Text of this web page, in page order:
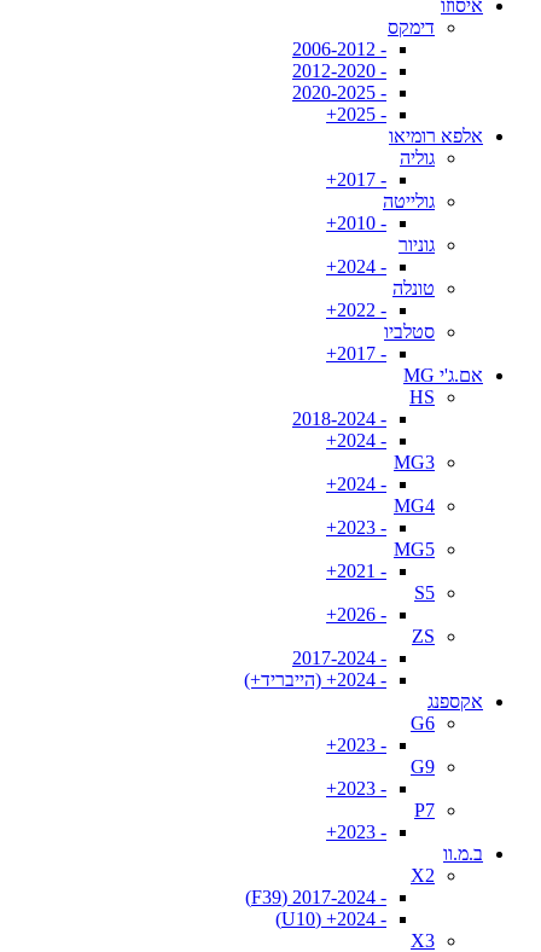
איסוזו
דימקס
- 2006-2012
- 2012-2020
- 2020-2025
- 2025+
אלפא רומיאו
גוליה
- 2017+
גולייטה
- 2010+
גוניור
- 2024+
טונלה
- 2022+
סטלביו
- 2017+
אם.ג'י MG
HS
- 2018-2024
- 2024+
MG3
- 2024+
MG4
- 2023+
MG5
- 2021+
S5
- 2026+
ZS
- 2017-2024
- 2024+ (הייבריד+)
אקספנג
G6
- 2023+
G9
- 2023+
P7
- 2023+
ב.מ.וו
X2
- 2017-2024 (F39)
- 2024+ (U10)
X3